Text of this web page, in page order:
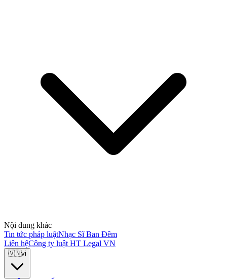
Nội dung khác
Tin tức pháp luậtNhạc Sĩ Ban Đêm
Liên hệCông ty luật HT Legal VN
🇻🇳vi